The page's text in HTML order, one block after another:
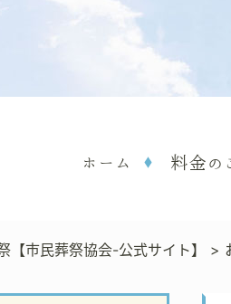
ホーム 料金の
【市民葬祭協会-公式サイト】 >